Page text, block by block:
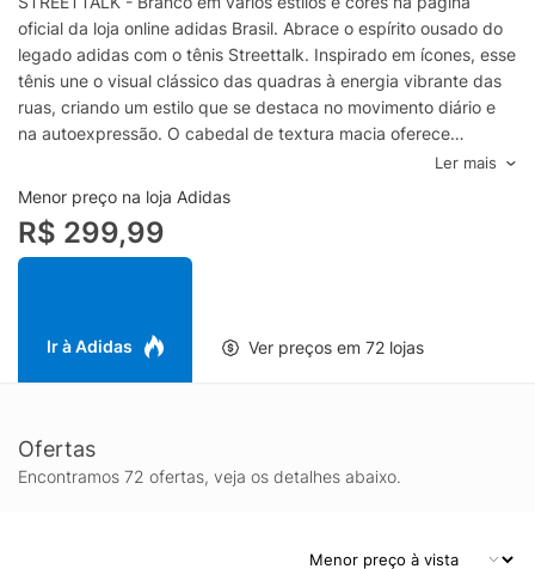
oficial da loja online adidas Brasil. Abrace o espírito ousado do
legado adidas com o tênis Streettalk. Inspirado em ícones, esse
tênis une o visual clássico das quadras à energia vibrante das
ruas, criando um estilo que se destaca no movimento diário e
na autoexpressão. O cabedal de textura macia oferece
durabilidade e um acabamento elegante, enquanto a biqueira e
o cupsole de borracha característicos garantem conforto
prolongado e aderência confiável para explorar a cidade com
segurança. Os detalhes do branding adidas, incluindo as Três
Listras e os logotipos lineares, celebram a comunidade e a
inovação, esse tênis acompanha seu ritmo, sua energia e seu
Ler mais
Menor preço na loja Adidas
R$ 299,99
Ir à Adidas Ver preços em 72 lojas
Ofertas
Encontramos 72 ofertas, veja os detalhes abaixo.